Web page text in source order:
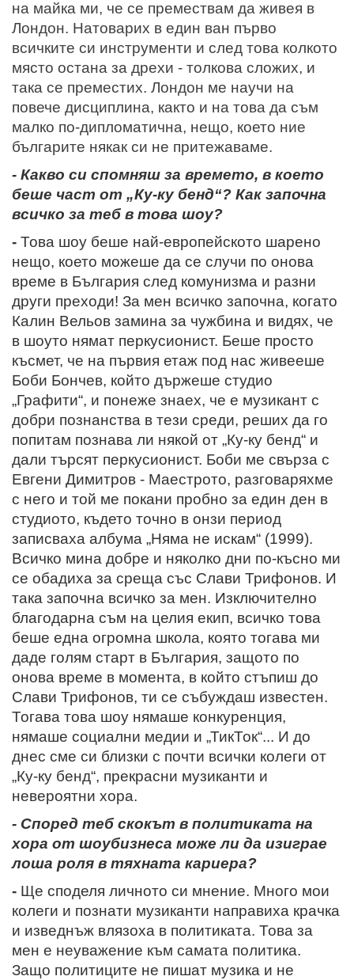
на майка ми, че се премествам да живея в
Лондон. Натоварих в един ван първо
всичките си инструменти и след това колкото
място остана за дрехи - толкова сложих, и
така се преместих. Лондон ме научи на
повече дисциплина, както и на това да съм
малко по-дипломатична, нещо, което ние
българите някак си не притежаваме.
- Какво си спомняш за времето, в което
беше част от „Ку-ку бенд“? Как започна
всичко за теб в това шоу?
- Това шоу беше най-европейското шарено
нещо, което можеше да се случи по онова
време в България след комунизма и разни
други преходи! За мен всичко започна, когато
Калин Вельов замина за чужбина и видях, че
в шоуто нямат перкусионист. Беше просто
късмет, че на първия етаж под нас живееше
Боби Бончев, който държеше студио
„Графити“, и понеже знаех, че е музикант с
добри познанства в тези среди, реших да го
попитам познава ли някой от „Ку-ку бенд“ и
дали търсят перкусионист. Боби ме свърза с
Евгени Димитров - Маестрото, разговаряхме
с него и той ме покани пробно за един ден в
студиото, където точно в онзи период
записваха албума „Няма не искам“ (1999).
Всичко мина добре и няколко дни по-късно ми
се обадиха за среща със Слави Трифонов. И
така започна всичко за мен. Изключително
благодарна съм на целия екип, всичко това
беше една огромна школа, която тогава ми
даде голям старт в България, защото по
онова време в момента, в който стъпиш до
Слави Трифонов, ти се събуждаш известен.
Тогава това шоу нямаше конкуренция,
нямаше социални медии и „ТикТок“... И до
днес сме си близки с почти всички колеги от
„Ку-ку бенд“, прекрасни музиканти и
невероятни хора.
- Според теб скокът в политиката на
хора от шоубизнеса може ли да изиграе
лоша роля в тяхната кариера?
- Ще споделя личното си мнение. Много мои
колеги и познати музиканти направиха крачка
и изведнъж влязоха в политиката. Това за
мен е неуважение към самата политика.
Защо политиците не пишат музика и не